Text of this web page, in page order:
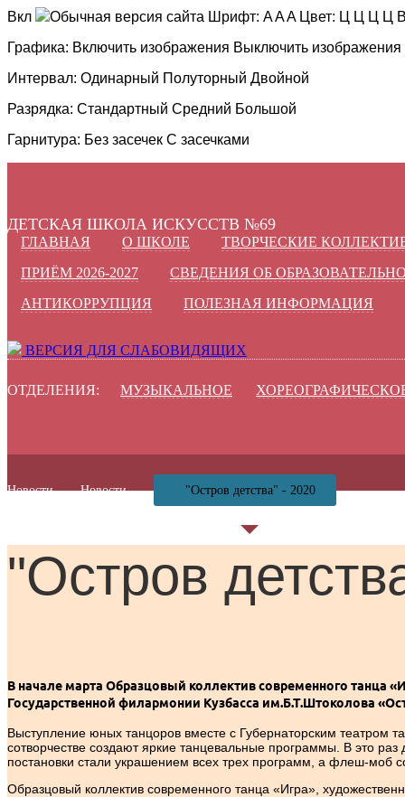
Вкл Обычная версия сайта Шрифт: AAA Цвет: Ц Ц Ц Ц
Графика: Включить изображения Выключить изображения
Интервал: Одинарный Полуторный Двойной
Разрядка: Стандартный Средний Большой
Гарнитура: Без засечек С засечками
ДЕТСКАЯ ШКОЛА ИСКУССТВ №69
ГЛАВНАЯ О ШКОЛЕ
ТВОРЧЕСКИЕ
ПРИЁМ 2026-2027
СВЕДЕНИЯ ОБ
АНТИКОРРУПЦИЯ
ПОЛЕЗНАЯ ИНФОРМАЦИЯ
ВЕРСИЯ ДЛЯ СЛАБОВИДЯЩИХ
ОТДЕЛЕНИЯ: МУЗЫКАЛЬНОЕ
Новости Новости "Остров детства" - 2020
"Остров
В начале марта Образцовый коллектив современного танца
Государственной филармонии Кузбасса им.Б.Т.Штоколова
Выступление юных танцоров вместе с Губернаторским театром
сотворчестве создают яркие танцевальные программы. В это
постановки стали украшением всех трех программ, а флеш-моб
Образцовый коллектив современного танца «Игра»,